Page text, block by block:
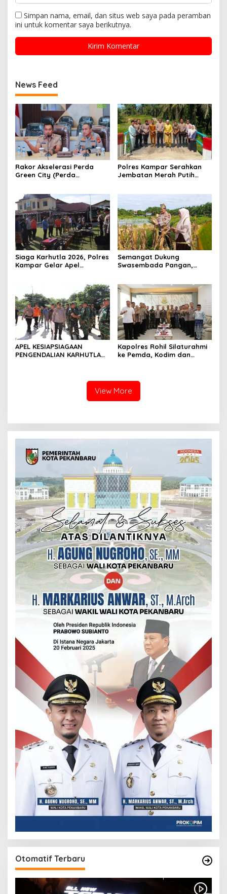
Simpan nama, email, dan situs web saya pada peramban
ini untuk komentar saya berikutnya.
News Feed
Rakor Akselerasi Perda
Green City (Perda
Lingkungan Hidup Kota
Pekanbaru dan Tim Pakar
Polres Kampar Serahkan
Jembatan Merah Putih
Siaga Karhutla 2026, Polres
Kampar Gelar Apel
Semangat Dukung
Swasembada Pangan,
Sendayan
APEL KESIAPSIAGAAN
PENGENDALIAN KARHUTLA
KEMARAU DAN POTENSI EL
Kapolres Rohil Silaturahmi
ke Pemda, Kodim dan
View More
Otomatif Terbaru